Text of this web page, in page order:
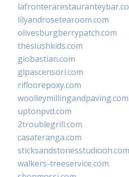
lilyandrosetearoom.com
olivesburgberrypatch.com
theslushkids.com
giobastian.com
glpascensori.com
rifloorepoxy.com
woolleymillingandpaving.com
uptonpvd.com
2troublegrill.com
casateranga.com
sticksandstonesstudiooh.com
walkers-treeservice.com